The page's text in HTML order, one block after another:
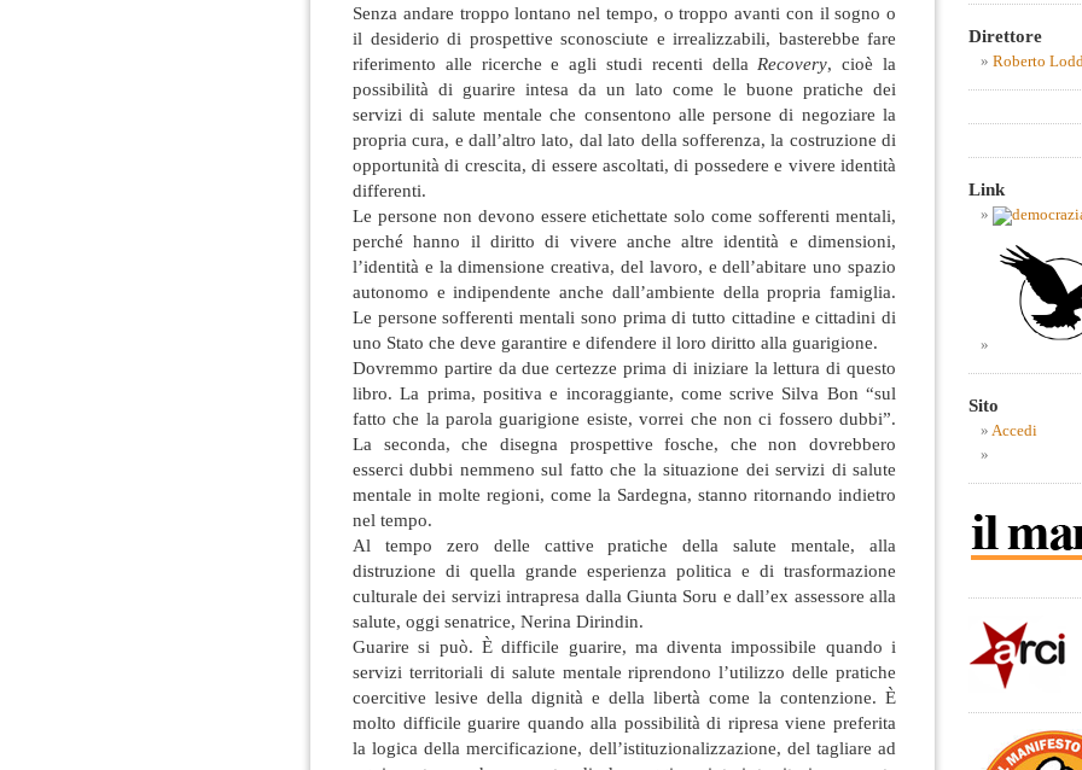
Senza andare troppo lontano nel tempo, o troppo avanti con il sogno o
il desiderio di prospettive sconosciute e irrealizzabili, basterebbe fare
riferimento alle ricerche e agli studi recenti della Recovery, cioè la
possibilità di guarire intesa da un lato come le buone pratiche dei
servizi di salute mentale che consentono alle persone di negoziare la
propria cura, e dall’altro lato, dal lato della sofferenza, la costruzione di
opportunità di crescita, di essere ascoltati, di possedere e vivere identità
differenti.
Le persone non devono essere etichettate solo come sofferenti mentali,
perché hanno il diritto di vivere anche altre identità e dimensioni,
l’identità e la dimensione creativa, del lavoro, e dell’abitare uno spazio
autonomo e indipendente anche dall’ambiente della propria famiglia.
Le persone sofferenti mentali sono prima di tutto cittadine e cittadini di
uno Stato che deve garantire e difendere il loro diritto alla guarigione.
Dovremmo partire da due certezze prima di iniziare la lettura di questo
libro. La prima, positiva e incoraggiante, come scrive Silva Bon “sul
fatto che la parola guarigione esiste, vorrei che non ci fossero dubbi”.
La seconda, che disegna prospettive fosche, che non dovrebbero
esserci dubbi nemmeno sul fatto che la situazione dei servizi di salute
mentale in molte regioni, come la Sardegna, stanno ritornando indietro
nel tempo.
Al tempo zero delle cattive pratiche della salute mentale, alla
distruzione di quella grande esperienza politica e di trasformazione
culturale dei servizi intrapresa dalla Giunta Soru e dall’ex assessore alla
salute, oggi senatrice, Nerina Dirindin.
Guarire si può. È difficile guarire, ma diventa impossibile quando i
servizi territoriali di salute mentale riprendono l’utilizzo delle pratiche
coercitive lesive della dignità e della libertà come la contenzione. È
molto difficile guarire quando alla possibilità di ripresa viene preferita
la logica della mercificazione, dell’istituzionalizzazione, del tagliare ad
Direttore
Roberto
Link
Sito
Accedi